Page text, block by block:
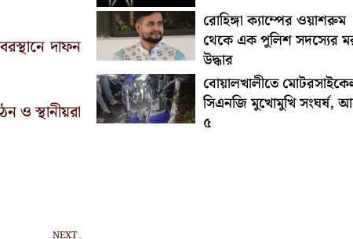
দাফন
ও স্থানীয়রা
NEXTNext
রোহিঙ্গা ক্যাম্পের ওয়াশরুম
থেকে এক পুলিশ সদস্যের
উদ্ধার
বোয়ালখালীতে
সিএনজি মুখোমুখি সংঘর্ষ,
৫